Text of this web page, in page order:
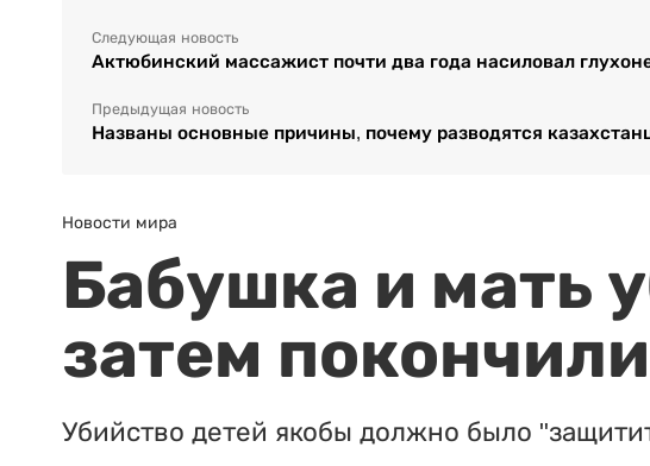
Следующая новость
Актюбинский массажист почти два года насиловал
Предыдущая новость
Названы основные причины, почему разводятся
Новости мира
Бабушка и мать
затем
Убийство детей якобы должно было